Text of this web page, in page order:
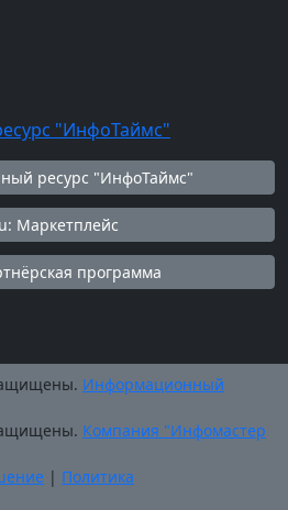
ресурс "ИнфоТаймс"
Маркетплейс
программа
Информационный
Компания "Инфомастер
| Политика